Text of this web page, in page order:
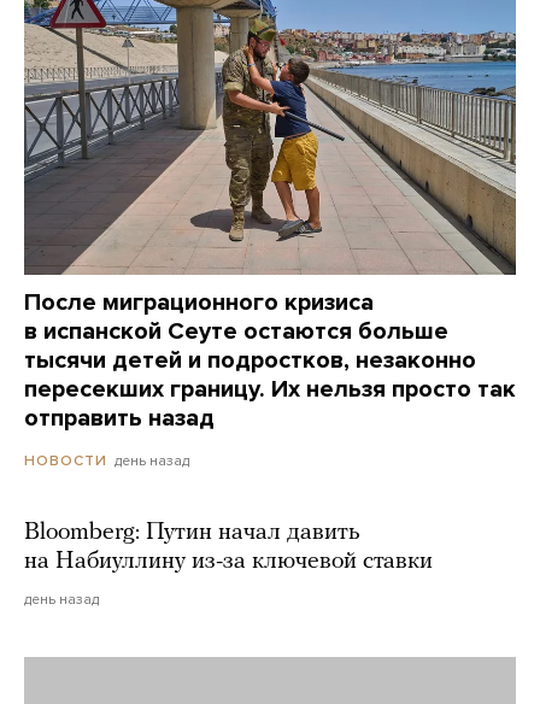
После миграционного кризиса
в испанской Сеуте остаются больше
тысячи детей и подростков, незаконно
пересекших границу. Их нельзя просто так
отправить назад
НОВОСТИ день назад
Bloomberg: Путин начал давить
на Набиуллину из-за ключевой ставки
день назад